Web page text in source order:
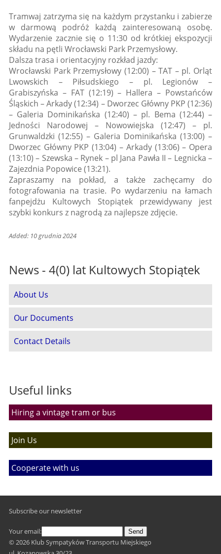
Tramwaj zatrzyma się na każdym przystanku i zabierze
w darmową podróż każdą zainteresowaną osobę.
Wydarzenie zacznie się o 11:30 od krótkiej ekspozycji
składu na pętli Wrocławski Park Przemysłowy.
Dalsza trasa i orientacyjny rozkład jazdy:
Wrocławski Park Przemysłowy (12:00) – TAT – pl. Orląt
Lwowskich – Piłsudskiego – pl. Legionów –
Grabiszyńska – FAT (12:19) – Hallera – Powstańców
Śląskich – Arkady (12:34) – Dworzec Główny PKP (12:36)
– Galeria Dominikańska (12:40) – pl. Bema (12:44) –
Jedności Narodowej – Nowowiejska (12:47) – pl.
Grunwaldzki (12:55) – Galeria Dominikańska (13:00) –
Dworzec Główny PKP (13:04) – Arkady (13:06) – Opera
(13:10) – Szewska – Rynek – pl Jana Pawła II – Legnicka –
Zajezdnia Popowice (13:21).
Zapraszamy na pokład, a także zachęcamy do
fotografowania na trasie. Po wydarzeniu na łamach
fanpejdżu Kultowych Stopiątek przewidywany jest
szybki konkurs z nagrodą za najlepsze zdjęcie.
Added: 10 grudnia 2024
News - 4(0) lat Kultowych Stopiątek
About Us
Our Documents
Contact Details
Useful links
Hiring a vintage tram or bus
Join Us
Cooperate with us
Subscribe our newsletter
Your email: Send
© 2026 Klub Sympatyków Transportu Miejskiego